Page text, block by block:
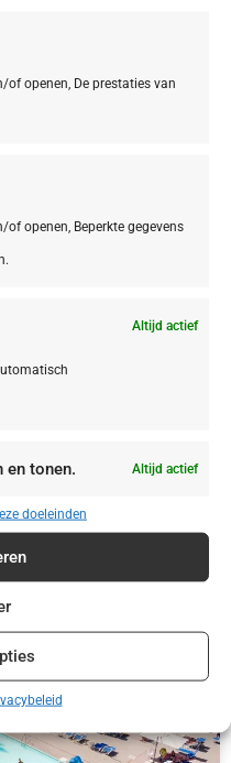
openen, De prestaties van
openen, Beperkte gegevens
Altijd actief
en tonen. Altijd actief
doeleinden
Walsheim